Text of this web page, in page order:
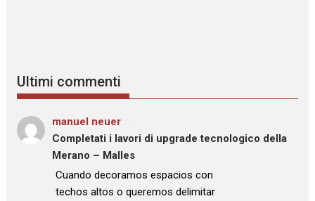
Ultimi commenti
manuel neuer
Completati i lavori di upgrade tecnologico della
Merano – Malles
: “
Cuando decoramos espacios con
techos altos o queremos delimitar